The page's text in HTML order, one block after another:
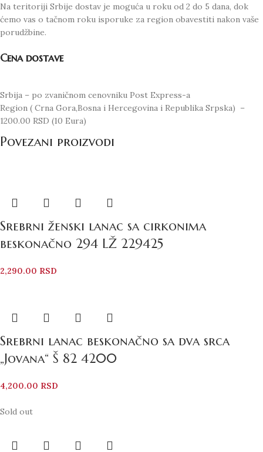
Na teritoriji Srbije dostav je moguća u roku od 2 do 5 dana, dok
ćemo vas o tačnom roku isporuke za region obavestiti nakon vaše
porudžbine.
Cena dostave
Srbija – po zvaničnom cenovniku Post Express-a
Region ( Crna Gora,Bosna i Hercegovina i Republika Srpska) –
1200.00 RSD (10 Eura)
Povezani proizvodi
Srebrni ženski lanac sa cirkonima
beskonačno 294 LŽ 229425
2,290.00 RSD
Srebrni lanac beskonačno sa dva srca
„Jovana“ Š 82 4200
4,200.00 RSD
Sold out